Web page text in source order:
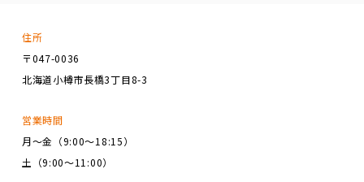
住所
〒047-0036
北海道小樽市長橋3丁目8-3
営業時間
月～金（9:00～18:15）
土（9:00～11:00）